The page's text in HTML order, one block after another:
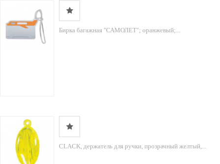
Бирка багажная "САМОЛЕТ"; оранжевый;...
CLACK, держатель для ручки, прозрачный желтый,...